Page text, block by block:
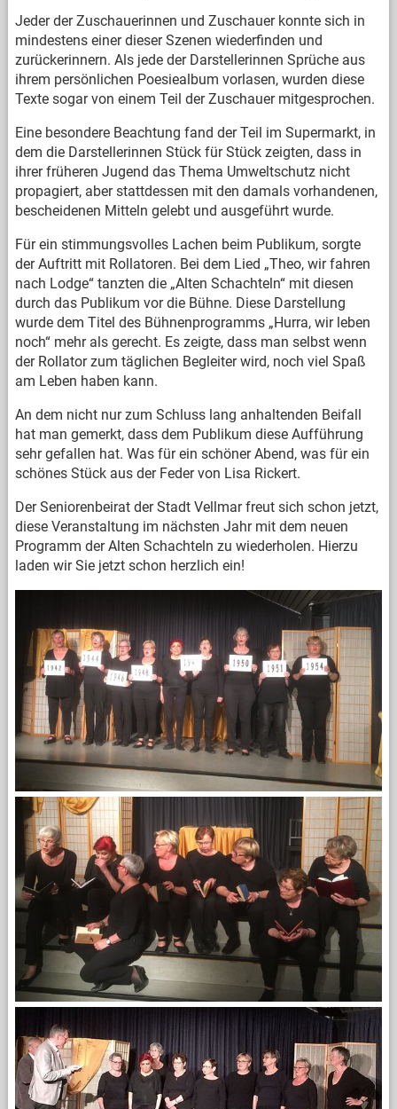
Jeder der Zuschauerinnen und Zuschauer konnte sich in
mindestens einer dieser Szenen wiederfinden und
zurückerinnern. Als jede der Darstellerinnen Sprüche aus
ihrem persönlichen Poesiealbum vorlasen, wurden diese
Texte sogar von einem Teil der Zuschauer mitgesprochen.
Eine besondere Beachtung fand der Teil im Supermarkt, in
dem die Darstellerinnen Stück für Stück zeigten, dass in
ihrer früheren Jugend das Thema Umweltschutz nicht
propagiert, aber stattdessen mit den damals vorhandenen,
bescheidenen Mitteln gelebt und ausgeführt wurde.
Für ein stimmungsvolles Lachen beim Publikum, sorgte
der Auftritt mit Rollatoren. Bei dem Lied „Theo, wir fahren
nach Lodge“ tanzten die „Alten Schachteln“ mit diesen
durch das Publikum vor die Bühne. Diese Darstellung
wurde dem Titel des Bühnenprogramms „Hurra, wir leben
noch“ mehr als gerecht. Es zeigte, dass man selbst wenn
der Rollator zum täglichen Begleiter wird, noch viel Spaß
am Leben haben kann.
An dem nicht nur zum Schluss lang anhaltenden Beifall
hat man gemerkt, dass dem Publikum diese Aufführung
sehr gefallen hat. Was für ein schöner Abend, was für ein
schönes Stück aus der Feder von Lisa Rickert.
Der Seniorenbeirat der Stadt Vellmar freut sich schon jetzt,
diese Veranstaltung im nächsten Jahr mit dem neuen
Programm der Alten Schachteln zu wiederholen. Hierzu
laden wir Sie jetzt schon herzlich ein!